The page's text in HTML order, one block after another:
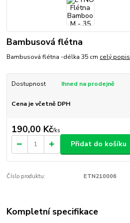
Bambusová flétna
Bambusová flétna -délka 35 cm celý popis
Dostupnost Ihned na prodejně
Cena je včetně DPH
190,00 Kč/ks
Přidat do košíku
Číslo produktu: ETN210006
Kompletní specifikace